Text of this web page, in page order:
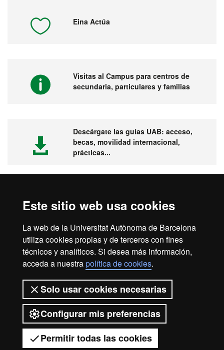
Este sitio web usa cookies
La web de la Universitat Autònoma de Barcelona
utiliza cookies propias y de terceros con fines
técnicos y analíticos. Si desea más información,
acceda a nuestrapolítica de cookies.
Solo usar cookies necesarias
Configurar mis preferencias
Permitir todas las cookies
Eina Actúa
Visitas al Campus para centros de
secundaria, particulares y familias
Descárgate las guías UAB: acceso,
becas, movilidad internacional,
prácticas...
Visita la UAB
Accesibilidad web
Mapa del web UAB
2026 Universitat Autònoma de
Barcelona